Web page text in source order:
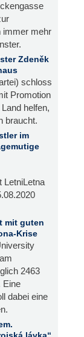
immer mehr
Zdeněk
schloss
Promotion
helfen,
braucht.
im
LetniLetna
mit guten
Krise
2463
Eine
dabei eine